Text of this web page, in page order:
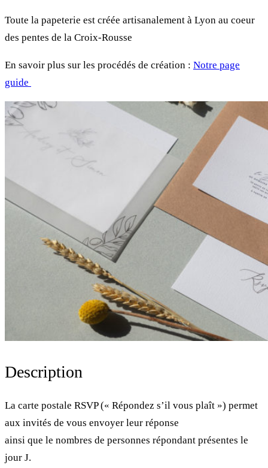
Toute la papeterie est créée artisanalement à Lyon au coeur
des pentes de la Croix-Rousse
En savoir plus sur les procédés de création : Notre page
guide
Description
La carte postale RSVP (« Répondez s’il vous plaît ») permet
aux invités de vous envoyer leur réponse
ainsi que le nombres de personnes répondant présentes le
jour J.